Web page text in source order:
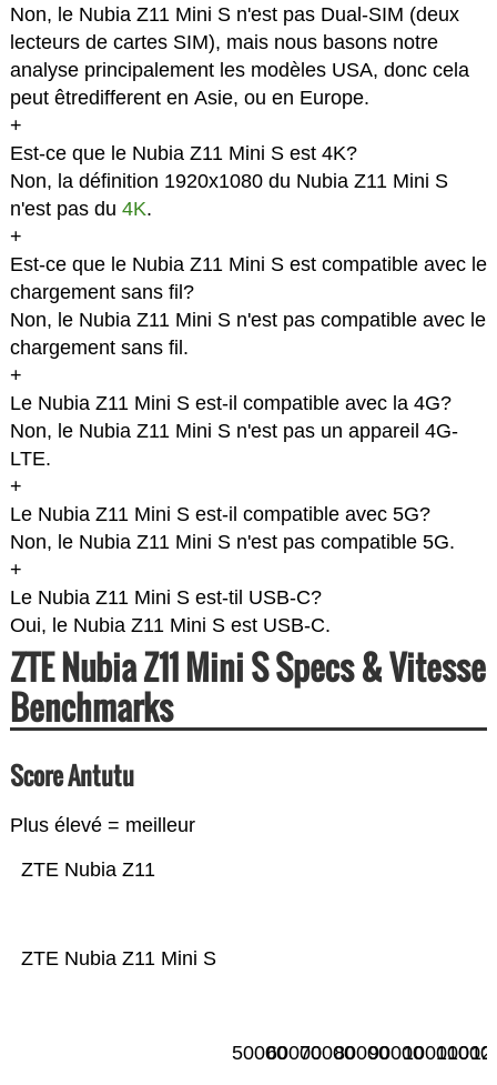
Non, le Nubia Z11 Mini S n'est pas Dual-SIM (deux
lecteurs de cartes SIM), mais nous basons notre
analyse principalement les modèles USA, donc cela
peut êtredifferent en Asie, ou en Europe.
+
Est-ce que le Nubia Z11 Mini S est 4K?
Non, la définition 1920x1080 du Nubia Z11 Mini S
n'est pas du 4K.
+
Est-ce que le Nubia Z11 Mini S est compatible avec le
chargement sans fil?
Non, le Nubia Z11 Mini S n'est pas compatible avec le
chargement sans fil.
+
Le Nubia Z11 Mini S est-il compatible avec la 4G?
Non, le Nubia Z11 Mini S n'est pas un appareil 4G-
LTE.
+
Le Nubia Z11 Mini S est-il compatible avec 5G?
Non, le Nubia Z11 Mini S n'est pas compatible 5G.
+
Le Nubia Z11 Mini S est-til USB-C?
Oui, le Nubia Z11 Mini S est USB-C.
ZTE Nubia Z11 Mini S Specs & Vitesse
Benchmarks
Score Antutu
Plus élevé = meilleur
ZTE Nubia Z11 Mini S
ZTE Nubia Z11
5000060000700008000090000100000